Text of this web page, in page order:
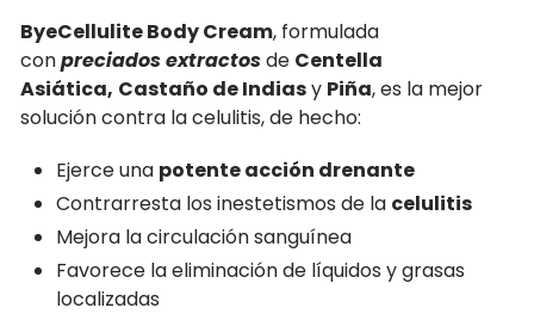
ByeCellulite Body Cream, formulada
conpreciados extractosde Centella
Asiática, Castaño de Indiasy Piña, es la mejor
solución contra la celulitis, de hecho:
Ejerce una potente acción drenante
Contrarresta los inestetismos de la celulitis
Mejora la circulación sanguínea
Favorece la eliminación de líquidos y grasas
localizadas